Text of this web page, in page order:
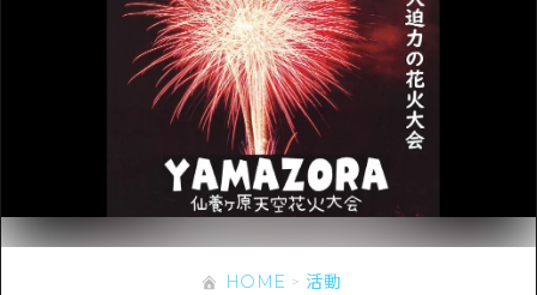
推薦
藝術
活動·廟會
美食·酒水
騎自行車
列表
Dive! Hiroshima 官方向導
廣島隨意旅行
廣島市內
安芸
答對了
景點
列表
廣島市內
安芸
答對了
活動
即時訊息
有用的信息
HOME 活動